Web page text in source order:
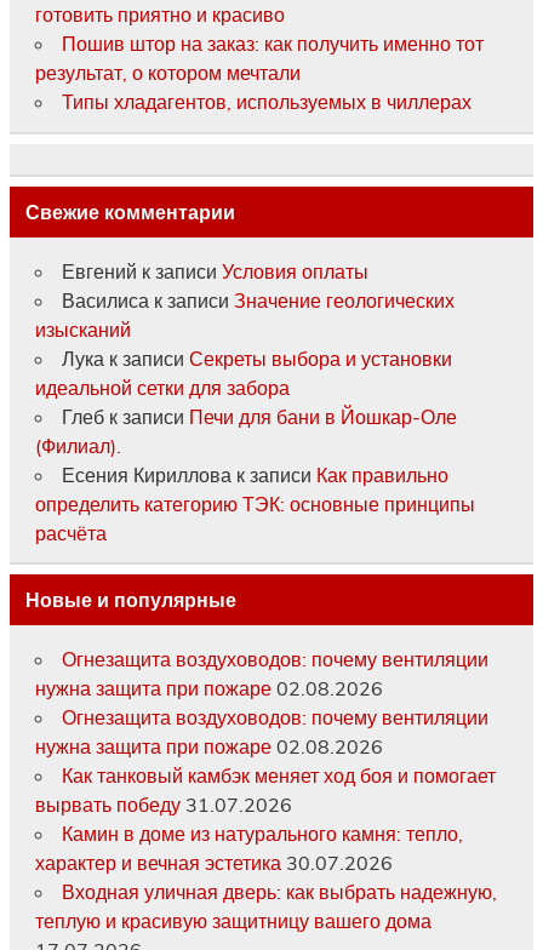
готовить приятно и красиво
Пошив штор на заказ: как получить именно тот
результат, о котором мечтали
Типы хладагентов, используемых в чиллерах
Свежие комментарии
Евгений к записи Условия оплаты
Василиса к записи Значение геологических
изысканий
Лука к записи Секреты выбора и установки
идеальной сетки для забора
Глебк записи Печи для бани в Йошкар-Оле
(Филиал).
Есения Кириллова к записи Как правильно
определить категорию ТЭК: основные принципы
расчёта
Новые и популярные
Огнезащита воздуховодов: почему вентиляции
нужна защита при пожаре 02.08.2026
Огнезащита воздуховодов: почему вентиляции
нужна защита при пожаре 02.08.2026
Как танковый камбэк меняет ход боя и помогает
вырвать победу 31.07.2026
Камин в доме из натурального камня: тепло,
характер и вечная эстетика 30.07.2026
Входная уличная дверь: как выбрать надежную,
теплую и красивую защитницу вашего дома